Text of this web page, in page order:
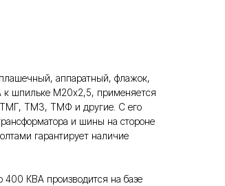
аппаратный, флажок,
к шпильке М20х2,5, применяется
ТМГ, ТМЗ, ТМФ и другие. С его
и шины на стороне
гарантирует наличие
КВА производится на базе